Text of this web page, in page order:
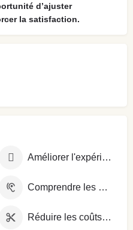
d’ajuster
la satisfaction.
Améliorer l'expérience client
Comprendre les attentes clients
Réduire les coûts opérationnels